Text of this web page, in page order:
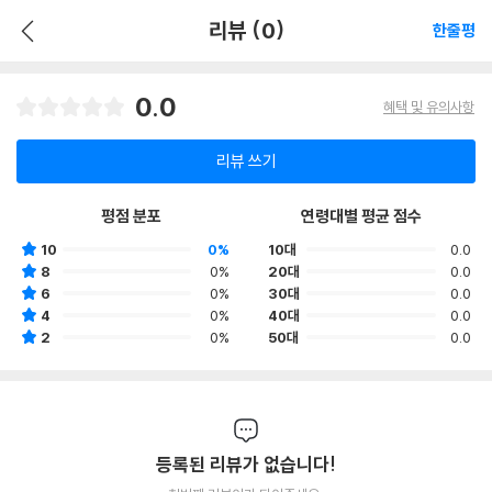
리뷰 (0) 한줄평
0.0 혜택 및 유의사항
리뷰 쓰기
평점 분포
10
0%
8
0%
6
0%
4
0%
2
0%
연령대별 평균 점수
10대
0.0
20대
0.0
30대
0.0
40대
0.0
50대
0.0
등록된 리뷰가 없습니다!